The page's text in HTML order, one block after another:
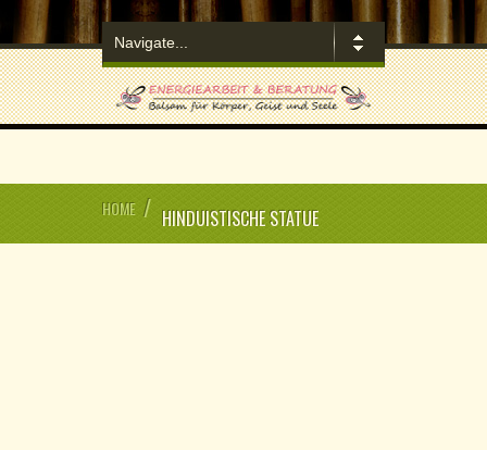
HOME / HINDUISTISCHE STATUE